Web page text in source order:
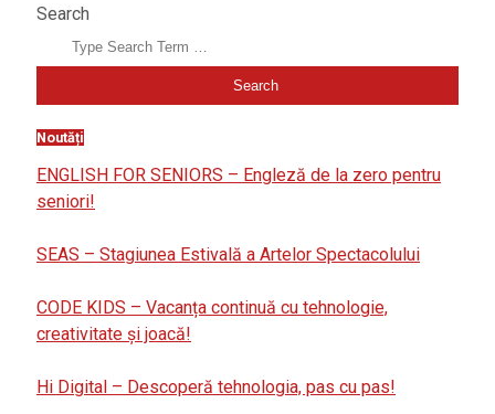
Search
Noutăți
ENGLISH FOR SENIORS – Engleză de la zero pentru
seniori!
SEAS – Stagiunea Estivală a Artelor Spectacolului
CODE KIDS – Vacanța continuă cu tehnologie,
creativitate și joacă!
Hi Digital – Descoperă tehnologia, pas cu pas!